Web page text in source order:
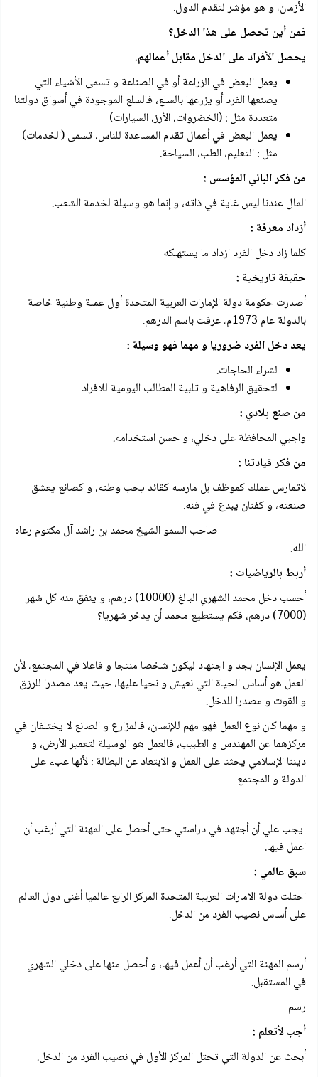
الأزمان، و هو مؤشر لتقدم الدول.
فمن أين تحصل على هذا الدخل؟
يحصل الأفراد على الدخل مقابل أعمالهم.
يعمل البعض في الزراعة أو في الصناعة و تسمى الأشياء التي
يصنعها الفرد أو يزرعها بالسلع، فالسلع الموجودة في أسواق دولتنا
متعددة مثل : (الخضروات، الأرز، السيارات)
يعمل البعض في أعمال تقدم المساعدة للناس، تسمى (الخدمات)
مثل : التعليم، الطب، السياحة.
من فكر الباني المؤسس :
المال عندنا ليس غاية في ذاته، و إنما هو وسيلة لخدمة الشعب.
أزداد معرفة :
كلما زاد دخل الفرد ازداد ما يستهلكه
حقيقة تاريخية :
أصدرت حكومة دولة الإمارات العربية المتحدة أول عملة وطنية خاصة
بالدولة عام 1973م، عرفت باسم الدرهم.
يعد دخل الفرد ضروريا و مهما فهو وسيلة :
لشراء الحاجات.
لتحقيق الرفاهية و تلبية المطالب اليومية للافراد
من صنع بلادي :
واجبي المحافظة على دخلي، و حسن استخدامه.
من فكر قيادتنا :
لاتمارس عملك كموظف بل مارسه كقائد يحب وطنه، و كصانع يعشق
صنعته، و كفنان يبدع في فنه.
صاحب السمو الشيخ محمد بن راشد آل مكتوم رعاه
الله.
أربط بالرياضيات :
أحسب دخل محمد الشهري البالغ (10000) درهم، و ينفق منه كل شهر
(7000) درهم، فكم يستطيع محمد أن يدخر شهريا؟
يعمل الإنسان بجد و اجتهاد ليكون شخصا منتجا و فاعلا في المجتمع، لأن
العمل هو أساس الحياة التي نعيش و نحيا عليها، حيث يعد مصدرا للرزق
و القوت و مصدرا للدخل.
و مهما كان نوع العمل فهو مهم للإنسان، فالمزارع و الصانع لا يختلفان في
مركزهما عن المهندس و الطبيب، فالعمل هو الوسيلة لتعمير الأرض، و
ديننا الإسلامي يحثنا على العمل و الابتعاد عن البطالة : لأنها عبء على
الدولة و المجتمع
يجب علي أن أجتهد في دراستي حتى أحصل على المهنة التي أرغب أن
اعمل فيها.
سبق عالمي :
احتلت دولة الامارات العربية المتحدة المركز الرابع عالميا أغنى دول العالم
على أساس نصيب الفرد من الدخل.
أرسم المهنة التي أرغب أن أعمل فيها، و أحصل منها على دخلي الشهري
في المستقبل.
رسم
أجب لأتعلم :
أبحث عن الدولة التي تحتل المركز الأول في نصيب الفرد من الدخل.